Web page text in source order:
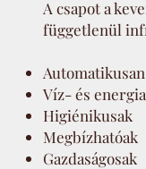
A csapot a
függetlenül
Víz- és
Higiénikusak
Megbízhatóak
Gazdaságosak